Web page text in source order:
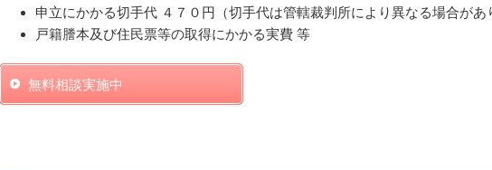
申立にかかる切手代 ４７０円（切手代は管轄裁判所により異なる場合があ
戸籍謄本及び住民票等の取得にかかる実費 等
無料相談実施中